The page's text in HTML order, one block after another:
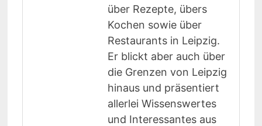
über Rezepte, übers
Kochen sowie über
Restaurants in Leipzig.
Er blickt aber auch über
die Grenzen von Leipzig
hinaus und präsentiert
allerlei Wissenswertes
und Interessantes aus